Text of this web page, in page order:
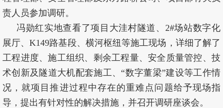
责人员参加调研。
冯勋红实地查看了项目大洼村隧道、2#场站数字化
展厅、K149路基段、横河枢纽等施工现场，详细了解了
工程进度、施工组织、剩余工程量、安全质量管控、技
术创新及隧道大机配套施工、“数字董梁”建设等工作情
况，就项目推进过程中存在的重难点问题给予现场指
导，提出有针对性的解决措施，并召开调研座谈会。